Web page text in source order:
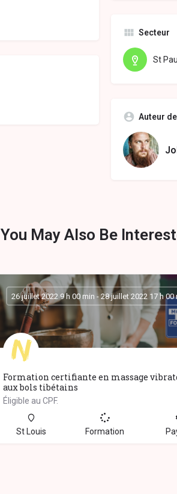
Secteur
St Paul
Auteur
You May Also Be
Formation certifiante en massage
aux bols tibétains
Éligible au CPF.
26 juillet 2022 9 h 00 min - 28 juillet 2022 17 h 00
St Louis Formation